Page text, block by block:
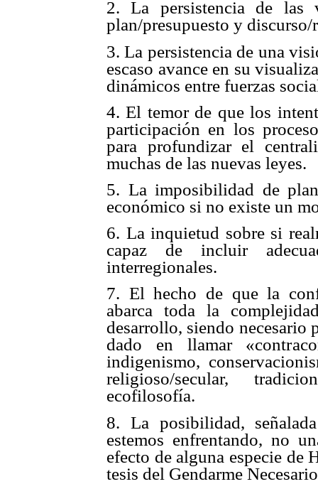
2. La persistencia de las
plan/presupuesto y discurso/
3. La persistencia de una
escaso avance en su
dinámicos entre fuerzas
4. El temor de que los
participación en los
para profundizar el
muchas de las nuevas leyes.
5. La imposibilidad de
económico si no existe un
6. La inquietud sobre si
capaz de incluir
interregionales.
7. El hecho de que la
abarca toda la
desarrollo, siendo necesario
dado en llamar
indigenismo,
religioso/secular,
ecofilosofía.
8. La posibilidad,
estemos enfrentando, no
efecto de alguna especie de
tesis del Gendarme